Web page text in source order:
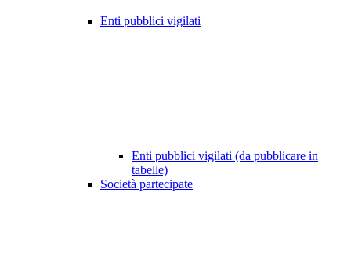
Enti pubblici vigilati
Enti pubblici vigilati (da pubblicare in
tabelle)
Società partecipate